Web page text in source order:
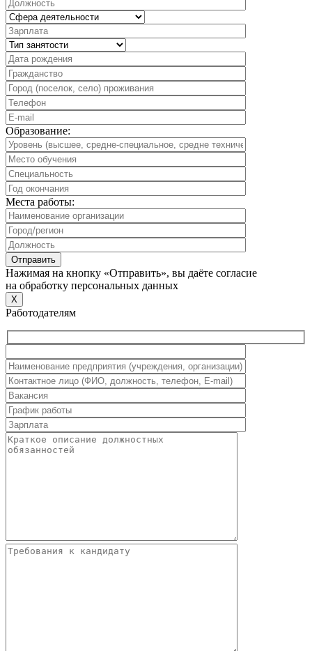
Образование:
Места работы:
Нажимая на кнопку «Отправить», вы даёте согласие
на обработку персональных данных
X
Работодателям